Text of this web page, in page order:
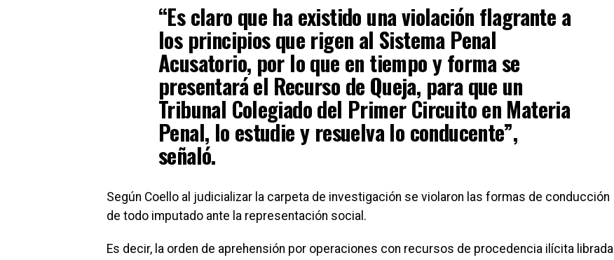
“Es claro que ha existido una violación flagrante a
los principios que rigen al Sistema Penal
Acusatorio, por lo que en tiempo y forma se
presentará el Recurso de Queja, para que un
Tribunal Colegiado del Primer Circuito en Materia
Penal, lo estudie y resuelva lo conducente”,
señaló.
Según Coello al judicializar la carpeta de investigación se violaron las formas de conducción
de todo imputado ante la representación social.
Es decir, la orden de aprehensión por operaciones con recursos de procedencia ilícita librada